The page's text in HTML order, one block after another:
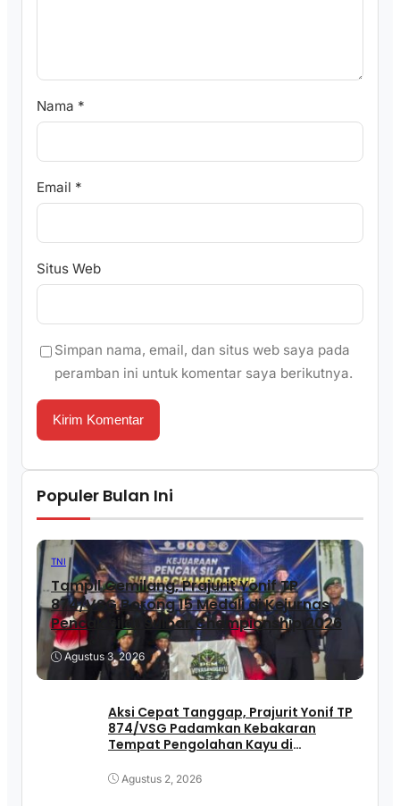
Nama *
Email *
Situs Web
Simpan nama, email, dan situs web saya pada
peramban ini untuk komentar saya berikutnya.
Populer Bulan Ini
TNI
Tampil Gemilang, Prajurit Yonif TP
874/VSG Borong 15 Medali di Kejurnas
Pencak Silat Sulbar Championship 2026
Agustus 3, 2026
Aksi Cepat Tanggap, Prajurit Yonif TP
874/VSG Padamkan Kebakaran
Tempat Pengolahan Kayu di
Agustus 2, 2026